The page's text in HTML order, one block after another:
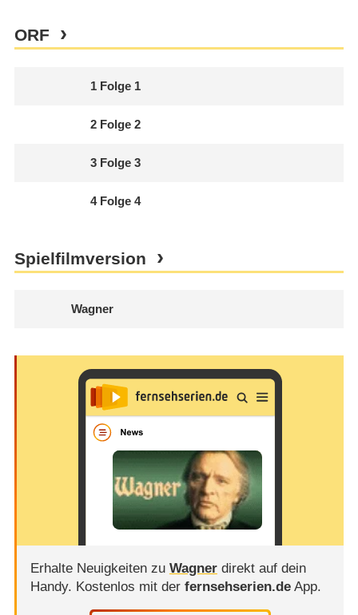
ORF
1 Folge 1
2 Folge 2
3 Folge 3
4 Folge 4
Spielfilmversion
Wagner
Erhalte Neuigkeiten zu Wagnerdirekt auf dein
Handy. Kostenlos mit der fernsehserien.deApp.